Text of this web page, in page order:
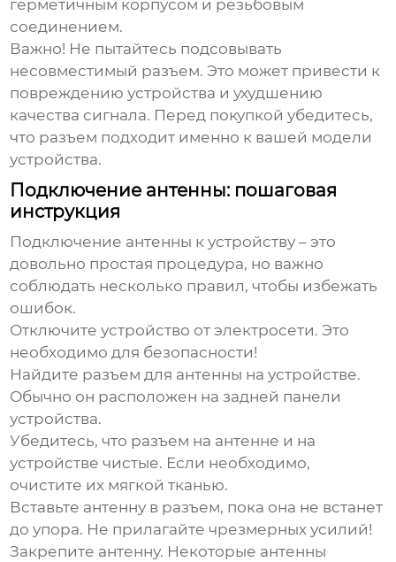
герметичным корпусом и резьбовым
соединением.
Важно! Не пытайтесь подсовывать
несовместимый разъем. Это может привести к
повреждению устройства и ухудшению
качества сигнала. Перед покупкой убедитесь,
что разъем подходит именно к вашей модели
устройства.
Подключение антенны: пошаговая
инструкция
Подключение антенны к устройству – это
довольно простая процедура, но важно
соблюдать несколько правил, чтобы избежать
ошибок.
Отключите устройство от электросети. Это
необходимо для безопасности!
Найдите разъем для антенны на устройстве.
Обычно он расположен на задней панели
устройства.
Убедитесь, что разъем на антенне и на
устройстве чистые. Если необходимо,
очистите их мягкой тканью.
Вставьте антенну в разъем, пока она не встанет
до упора. Не прилагайте чрезмерных усилий!
Закрепите антенну. Некоторые антенны